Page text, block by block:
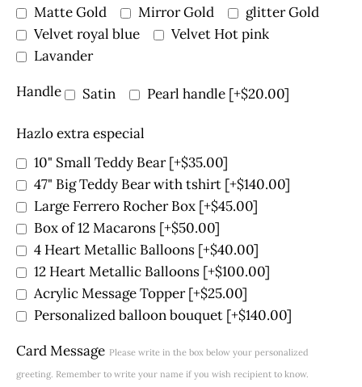
Matte Gold
Mirror Gold
glitter Gold
Velvet royal blue
Velvet Hot pink
Lavander
Handle
Satin Pearl handle [+$20.00]
Hazlo extra especial
10" Small Teddy Bear[+$35.00]
47" Big Teddy Bear with tshirt [+$140.00]
Large Ferrero Rocher Box [+$45.00]
Box of 12 Macarons [+$50.00]
4 Heart Metallic Balloons [+$40.00]
12 Heart Metallic Balloons [+$100.00]
Acrylic Message Topper[+$25.00]
Personalized balloon bouquet [+$140.00]
Card Message Please write in the box below your personalized
greeting. Remember to write your name if you wish recipient to know.